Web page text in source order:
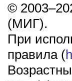
©
(МИГ).
При
правила (